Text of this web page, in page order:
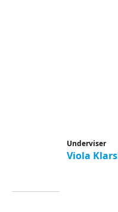
Underviser
Viola